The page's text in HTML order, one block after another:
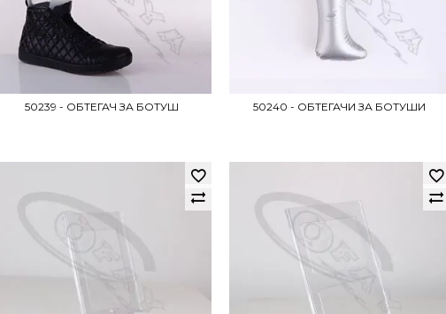
50239 - ОБТЕГАЧ ЗА БОТУШ 50240 - ОБТЕГАЧИ ЗА БОТУШИ